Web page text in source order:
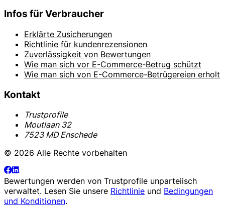
Infos für Verbraucher
Erklärte Zusicherungen
Richtlinie für kundenrezensionen
Zuverlässigkeit von Bewertungen
Wie man sich vor E-Commerce-Betrug schützt
Wie man sich von E-Commerce-Betrügereien erholt
Kontakt
Trustprofile
Moutlaan 32
7523 MD Enschede
© 2026 Alle Rechte vorbehalten
Bewertungen werden von Trustprofile unparteiisch
verwaltet. Lesen Sie unsere Richtlinie und Bedingungen
und Konditionen.